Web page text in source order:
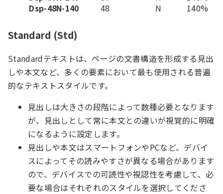
Dsp-48N-140
48 N 140%
Standard (Std)
Standardテキストは、ページの文書構造を形成する見出
しや本文など、多くの要素において最も使用される普遍
的なテキストスタイルです。
見出しは大きさの段階によって数種必要となります
が、見出しとして常に本文との違いが視覚的に明確
になるように設定します。
見出しや本文はスマートフォンやPCなど、デバイ
スによってその読みやすさが異なる場合があります
ので、デバイスでの可読性や視認性を考慮して、必
要な場合はそれぞれのスタイルを選択してくださ